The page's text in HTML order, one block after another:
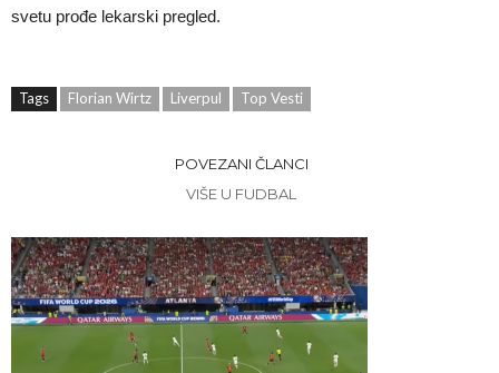
svetu prođe lekarski pregled.
Tags Florian Wirtz Liverpul Top Vesti
POVEZANI ČLANCI
VIŠE U FUDBAL